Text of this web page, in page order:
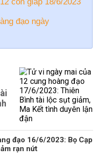
đạo ngày
đạo 16/6/2023: Bọ Cạp
rạn nứt